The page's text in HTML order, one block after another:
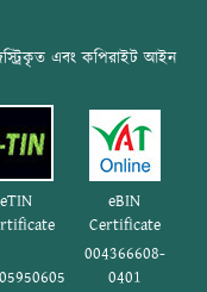
এবং কপিরাইট আইন
eTIN
eBIN
Certificate
004366608-
0401